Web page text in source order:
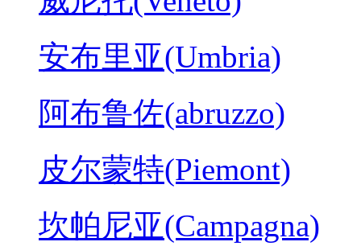
安布里亚(Umbria)
阿布鲁佐(abruzzo)
皮尔蒙特(Piemont)
坎帕尼亚(Campagna)